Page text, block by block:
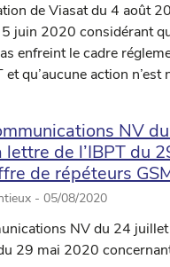
de Viasat du 4 août
5 juin 2020 considérant
enfreint le cadre
qu’aucune action n’est
NV
de l’IBPT du
de répéteurs
- 05/08/2020
NV du 24
29 mai 2020